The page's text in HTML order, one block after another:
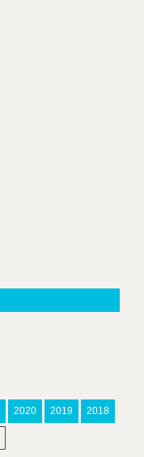
2020 2019 2018